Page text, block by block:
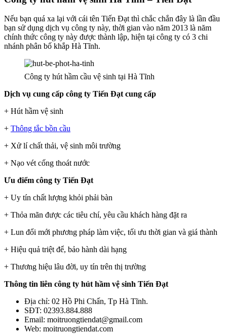
Nếu bạn quá xa lại với cái tên Tiến Đạt thì chắc chắn đây là lần đầu
bạn sử dụng dịch vụ công ty này, thời gian vào năm 2013 là năm
chính thức công ty này được thành lập, hiện tại công ty có 3 chi
nhánh phân bố khắp Hà Tĩnh.
Công ty hút hầm cầu vệ sinh tại Hà Tĩnh
Dịch vụ cung cấp công ty Tiến Đạt cung cấp
+ Hút hầm vệ sinh
+ Thông tắc bồn cầu
+ Xử lí chất thải, vệ sinh môi trường
+ Nạo vét cống thoát nước
Ưu điểm công ty Tiến Đạt
+ Uy tín chất lượng khỏi phải bàn
+ Thỏa mãn được các tiêu chí, yêu cầu khách hàng đặt ra
+ Lun đổi mới phương pháp làm việc, tối ưu thời gian và giá thành
+ Hiệu quả triệt để, bảo hành dài hạng
+ Thương hiệu lâu đời, uy tín trên thị trường
Thông tin liên công ty hút hầm vệ sinh Tiến Đạt
Địa chỉ: 02 Hồ Phi Chấn, Tp Hà Tĩnh.
SĐT: 02393.884.888
Email: moitruongtiendat@gmail.com
Web: moitruongtiendat.com